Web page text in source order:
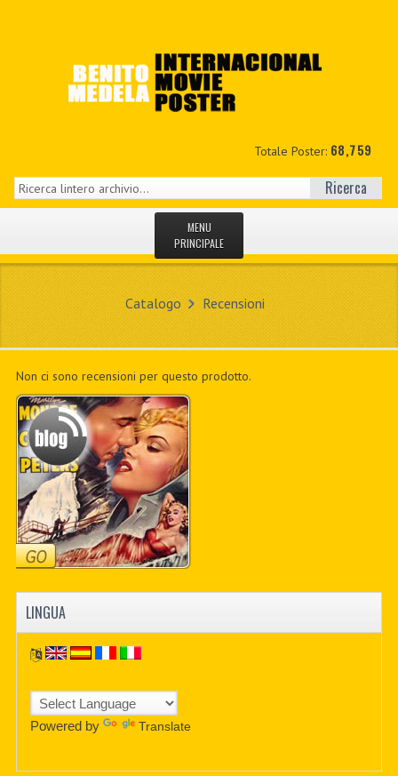
Totale Poster: 68,759
Ricerca
MENU
PRINCIPALE
IL MIO CONTO
CONTATTO
PDF BOOKS
CUSTOM PDF
Catalogo Recensioni
Non ci sono recensioni per questo prodotto.
LINGUA
Powered by Translate